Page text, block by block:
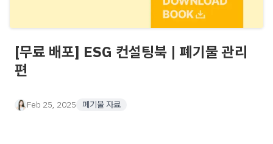
[무료 배포] ESG 컨설팅북 | 폐기물 관리
편
Feb 25, 2025 폐기물 자료